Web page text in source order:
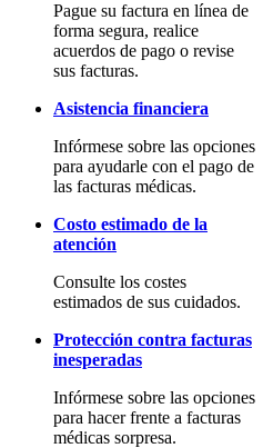
Pague su factura en línea de
forma segura, realice
acuerdos de pago o revise
sus facturas.
Asistencia financiera
Infórmese sobre las opciones
para ayudarle con el pago de
las facturas médicas.
Costo estimado de la
atención
Consulte los costes
estimados de sus cuidados.
Protección contra facturas
inesperadas
Infórmese sobre las opciones
para hacer frente a facturas
médicas sorpresa.